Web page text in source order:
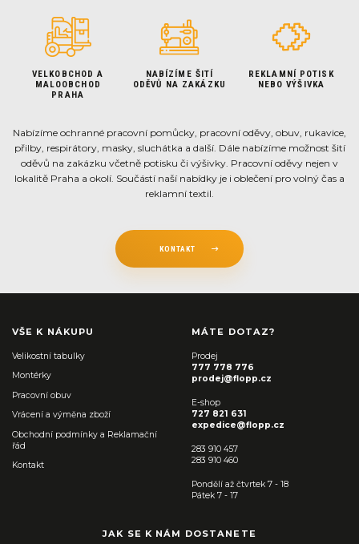
VELKOBCHOD A
MALOOBCHOD
PRAHA
NABÍZÍME ŠITÍ
ODĚVŮ NA ZAKÁZKU
REKLAMNÍ POTISK
NEBO VÝŠIVKA
Nabízíme ochranné pracovní pomůcky, pracovní oděvy, obuv, rukavice,
přilby, respirátory, masky, sluchátka a další. Dále nabízíme možnost šití
oděvů na zakázku včetně potisku či výšivky. Pracovní oděvy nejen v
lokalitě Praha a okolí. Součástí naší nabídky je i oblečení pro volný čas a
reklamní textil.
KONTAKT
VŠE K NÁKUPU
Velikostní tabulky
Montérky
Pracovní obuv
Vrácení a výměna zboží
Obchodní podmínky a Reklamační
řád
Kontakt
MÁTE DOTAZ?
Prodej
777 778 776
prodej@flopp.cz
E-shop
727 821 631
expedice@flopp.cz
283 910 457
283 910 460
Pondělí až čtvrtek 7 - 18
Pátek 7 - 17
JAK SE K NÁM DOSTANETE